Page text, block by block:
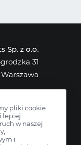
Sp. z o.o.
31
Warszawa
034-91-62
pliki cookie
lepiej
w naszej
i